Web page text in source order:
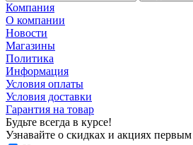
Компания
О компании
Новости
Магазины
Политика
Информация
Условия оплаты
Условия доставки
Гарантия на товар
Будьте всегда в курсе!
Узнавайте о скидках и акциях первым